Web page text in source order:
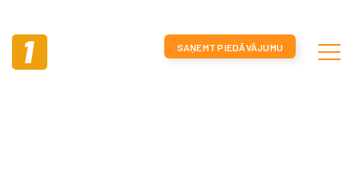
SAŅEMT PIEDĀVĀJUMU